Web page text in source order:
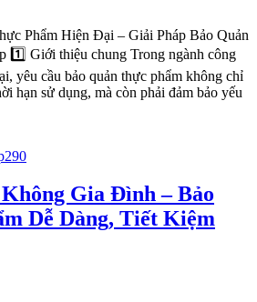
Phẩm Hiện Đại – Giải Pháp Bảo Quản
1️⃣ Giới thiệu chung Trong ngành công
yêu cầu bảo quản thực phẩm không chỉ
hạn sử dụng, mà còn phải đảm bảo yếu
Gia Đình – Bảo
Dễ Dàng, Tiết Kiệm